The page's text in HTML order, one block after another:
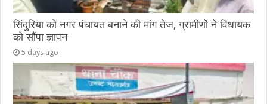
सिंदुरिया को नगर पंचायत बनाने की मांग तेज, ग्रामीणों ने विधायक
को सौंपा ज्ञापन
5 days ago